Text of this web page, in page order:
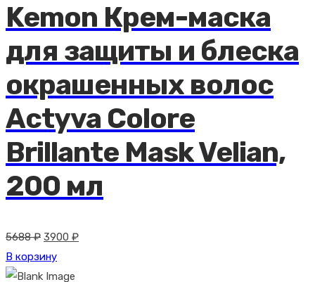
Kemon Крем-маска
для защиты и блеска
окрашенных волос
Actyva Colore
Brillante Mask Velian,
200 мл
5688₽ Первоначальная
цена
составляла
3900 ₽Текущая
В корзину